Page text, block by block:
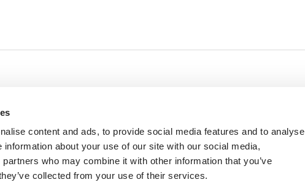
content and ads, to provide social media features and to analyse
about your use of our site with our social media,
who may combine it with other information that you’ve
collected from your use of their services.